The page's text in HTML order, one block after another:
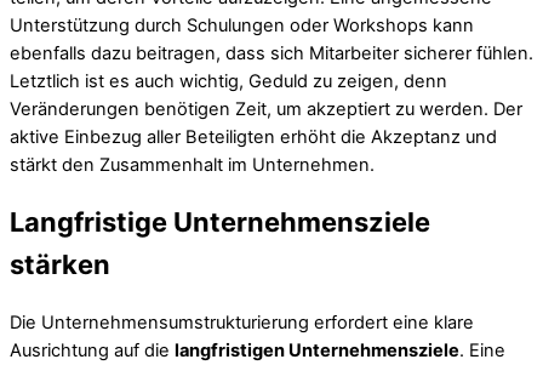
Unterstützung durch Schulungen oder Workshops kann
ebenfalls dazu beitragen, dass sich Mitarbeiter sicherer fühlen.
Letztlich ist es auch wichtig, Geduld zu zeigen, denn
Veränderungen benötigen Zeit, um akzeptiert zu werden. Der
aktive Einbezug aller Beteiligten erhöht die Akzeptanz und
stärkt den Zusammenhalt im Unternehmen.
Langfristige Unternehmensziele
stärken
Die Unternehmensumstrukturierung erfordert eine klare
Ausrichtung auf die langfristigen Unternehmensziele. Eine